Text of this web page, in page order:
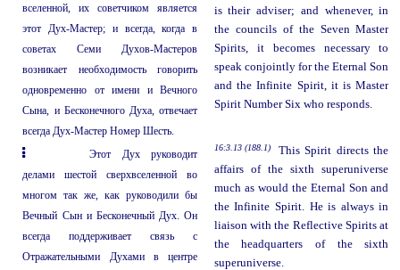
вселенной, их советчиком является
этот Дух-Мастер; и всегда, когда в
советах Семи Духов-Мастеров
возникает необходимость говорить
одновременно от имени и Вечного
Сына, и Бесконечного Духа, отвечает
всегда Дух-Мастер Номер Шесть.
is their adviser; and whenever, in
the councils of the Seven Master
Spirits, it becomes necessary to
speak conjointly for the Eternal Son
and the Infinite Spirit, it is Master
Spirit Number Six who responds.
Этот Дух руководит
делами шестой сверхвселенной во
многом так же, как руководили бы
Вечный Сын и Бесконечный Дух. Он
всегда поддерживает связь с
Отражательными Духами в центре
16:3.13 (188.1)
This Spirit directs the
affairs of the sixth superuniverse
much as would the Eternal Son and
the Infinite Spirit. He is always in
liaison with the Reflective Spirits at
the headquarters of the sixth
superuniverse.